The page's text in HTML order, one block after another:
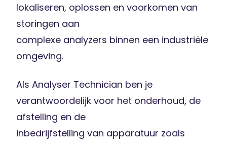
lokaliseren, oplossen en voorkomen van
storingen aan
complexe analyzers binnen een industriële
omgeving.
Als Analyser Technician ben je
verantwoordelijk voor het onderhoud, de
afstelling en de
inbedrijfstelling van apparatuur zoals